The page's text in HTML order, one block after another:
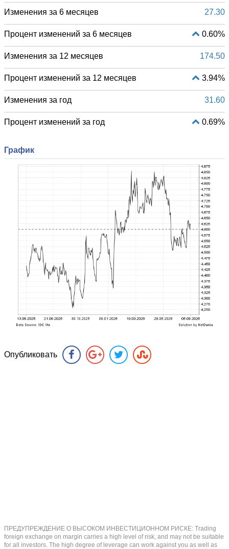
Изменения за 6 месяцев 27.30
Процент изменений за 6 месяцев 0.60%
Изменения за 12 месяцев 174.50
Процент изменений за 12 месяцев 3.94%
Изменения за год 31.60
Процент изменений за год 0.69%
График
Опубликовать
ПРЕДУПРЕЖДЕНИЕ О ВЫСОКОМ ИНВЕСТИЦИОННОМ РИСКЕ: Trading
foreign exchange on margin carries a high level of risk, and may not be suitable
for all investors. The high degree of leverage can work against you as well as